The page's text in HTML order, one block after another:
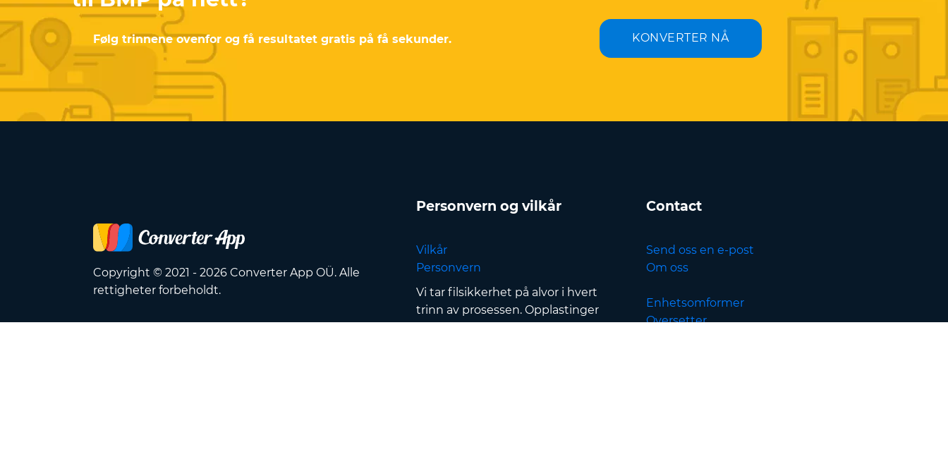
Følg trinnene ovenfor og få resultatet gratis på få sekunder. KONVERTER NÅ
Copyright © 2021 - 2026 Converter App OÜ. Alle
rettigheter forbeholdt.
Personvern og vilkår
Vilkår
Personvern
Vi tar filsikkerhet på alvor i hvert
trinn av prosessen. Opplastinger
Contact
Send oss en e-post
Om oss
Enhetsomformer
Oversetter